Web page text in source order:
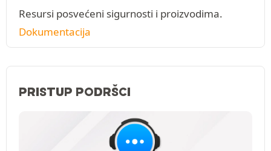
Resursi posvećeni sigurnosti i proizvodima.
Dokumentacija
PRISTUP PODRŠCI